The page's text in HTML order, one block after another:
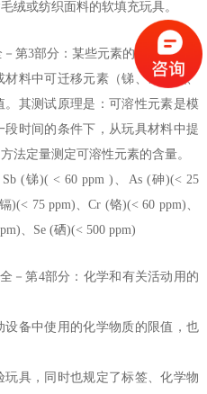
绒或纺织面料的软填充玩具。
－第3部分：某些元素的转移
料中可迁移元素（锑、砷、钡、
其测试原理是：可溶性元素是模
时间的条件下，从玩具材料中提
法定量测定可溶性元素的含量。
(锑)( < 60 ppm )、As (砷)(< 25
)(< 75 ppm)、Cr (铬)(< 60 ppm)、
、Se (硒)(< 500 ppm)
－第4部分：化学和有关活动用的
备中使用的化学物质的限值，也
具，同时也规定了标签、化学物